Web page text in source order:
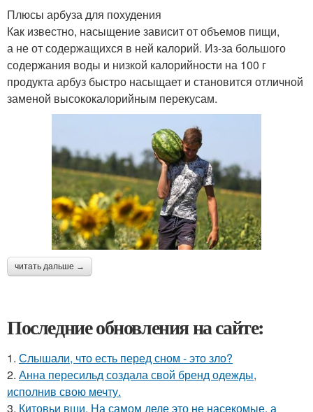
Плюсы арбуза для похудения
Как известно, насыщение зависит от объемов пищи,
а не от содержащихся в ней калорий. Из-за большого
содержания воды и низкой калорийности на 100 г
продукта арбуз быстро насыщает и становится отличной
заменой высококалорийным перекусам.
читать дальше →
Последние обновления на сайте:
1. Слышали, что есть перед сном - это зло?
2. Анна пересильд создала свой бренд одежды,
исполнив свою мечту.
3. Китовьи вши. На самом деле это не насекомые, а